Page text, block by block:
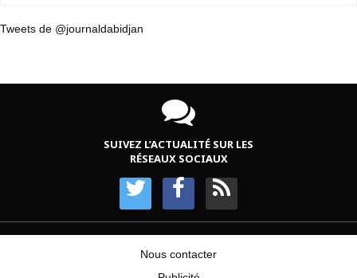
Tweets de @journaldabidjan
SUIVEZ L’ACTUALITÉ SUR LES
RÉSEAUX SOCIAUX
Nous contacter